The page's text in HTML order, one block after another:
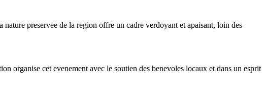
preservee de la region offre un cadre verdoyant et apaisant, loin des
organise cet evenement avec le soutien des benevoles locaux et dans un esprit